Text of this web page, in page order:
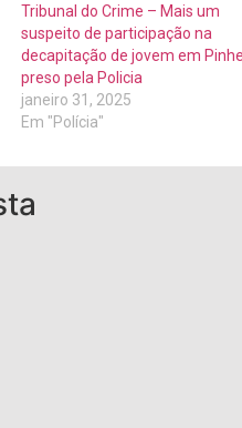
Tribunal do Crime – Mais um
suspeito de participação na
decapitação de jovem em
preso pela Policia
janeiro 31, 2025
Em "Polícia"